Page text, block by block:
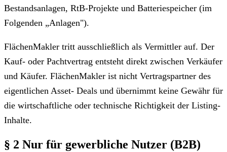
Bestandsanlagen, RtB-Projekte und Batteriespeicher (im
Folgenden „Anlagen").
FlächenMakler tritt ausschließlich als Vermittler auf. Der
Kauf- oder Pachtvertrag entsteht direkt zwischen Verkäufer
und Käufer. FlächenMakler ist nicht Vertragspartner des
eigentlichen Asset- Deals und übernimmt keine Gewähr für
die wirtschaftliche oder technische Richtigkeit der Listing-
Inhalte.
§ 2 Nur für gewerbliche Nutzer (B2B)